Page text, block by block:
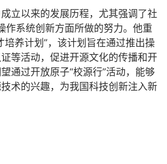
立以来的发展历程，尤其强调了社
作系统创新方面所做的努力。他重
培养计划”，该计划旨在通过推出操
等活动，促进开源文化的传播和开
通过开放原子“校源行”活动，能够
术的兴趣，为我国科技创新注入新